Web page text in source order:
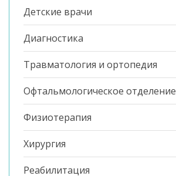
Детские врачи
Диагностика
Травматология и ортопедия
Офтальмологическое отделение
Физиотерапия
Хирургия
Реабилитация